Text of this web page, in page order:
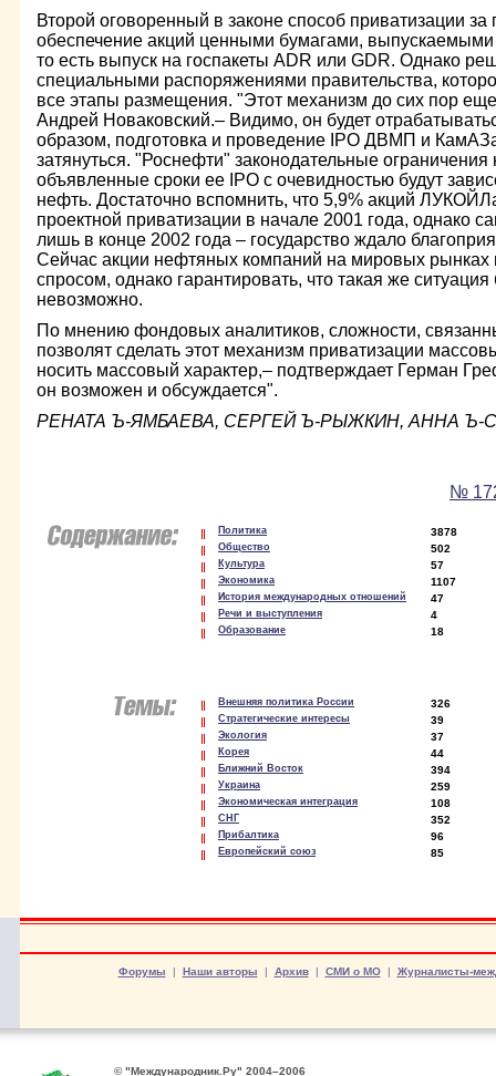
Второй оговоренный в законе способ приватизации
обеспечение акций ценными бумагами,
то есть выпуск на госпакеты ADR или GDR. Однако
специальными распоряжениями правительства,
все этапы размещения. "Этот механизм до сих пор
Андрей Новаковский.– Видимо, он будет
образом, подготовка и проведение IPO ДВМП и
затянуться. "Роснефти" законодательные ограничения
объявленные сроки ее IPO с очевидностью будут
нефть. Достаточно вспомнить, что 5,9% акций
проектной приватизации в начале 2001 года, однако
лишь в конце 2002 года – государство ждало
Сейчас акции нефтяных компаний на мировых рынках
спросом, однако гарантировать, что такая же ситуация
невозможно.
По мнению фондовых аналитиков, сложности,
позволят сделать этот механизм приватизации
носить массовый характер,– подтверждает Герман
он возможен и обсуждается".
РЕНАТА Ъ-ЯМБАЕВА, СЕРГЕЙ Ъ-РЫЖКИН, АННА Ъ-
№
Политика 3878
Общество 502
Культура 57
Экономика 1107
История международных отношений 47
Речи и выступления 4
Образование 18
Внешняя политика России 326
Стратегические интересы 39
Экология 37
Корея 44
Ближний Восток 394
Украина 259
Экономическая интеграция 108
СНГ 352
Прибалтика 96
Европейский союз 85
Форумы | Наши авторы | Архив| СМИ о МО| Журналисты-
© "Международник.Ру" 2004–2006